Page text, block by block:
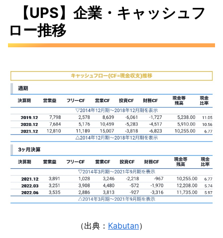
【UPS】企業・キャッシュフ
ロー推移
（出典： Kabutan）